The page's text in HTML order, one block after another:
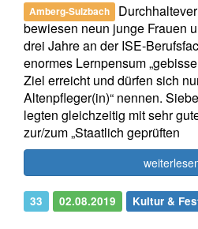
Amberg-Sulzbach
bewiesen neun junge Frauen
drei Jahre an der ISE-
enormes Lernpensum
Ziel erreicht und dürfen sich
Altenpfleger(in)“ nennen.
legten gleichzeitig mit sehr
zur/zum „Staatlich geprüften
33 02.08.2019 Kultur &